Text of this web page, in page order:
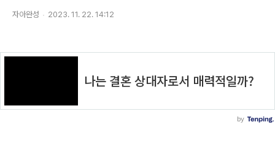
자아완성 2023. 11. 22. 14:12